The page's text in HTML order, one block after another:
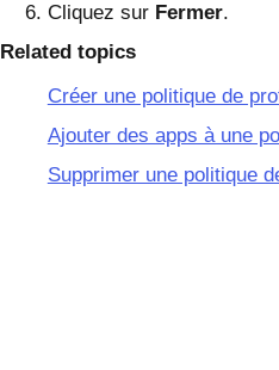
Cliquez sur Fermer.
Related topics
Créer une politique de
Ajouter des apps à une
Supprimer une politique